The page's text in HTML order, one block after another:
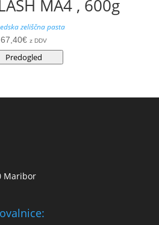
MA4 , 600g
zeliščna pasta
67,40€ z DDV
Predogled
Maribor